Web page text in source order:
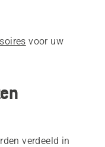
voor uw
verdeeld in